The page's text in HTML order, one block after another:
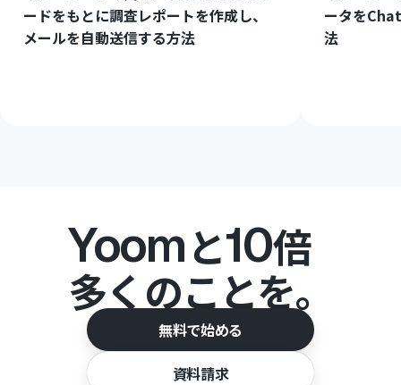
ードをもとに調査レポートを作成し、
メールを自動送信する方法
ータを
法
Yoomと10倍
多くのことを。
無料で始める
資料請求